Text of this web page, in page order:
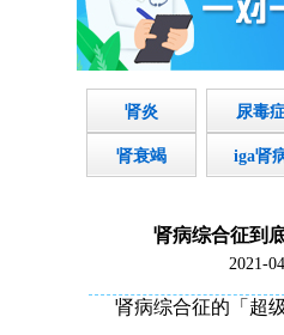
肾炎 尿毒
肾衰竭 iga肾
肾病综合征到
2021-
肾病综合征的「超级